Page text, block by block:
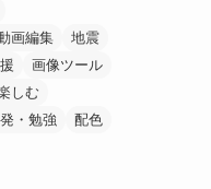
画編集
地震
画像ツール
しむ
・勉強
配色